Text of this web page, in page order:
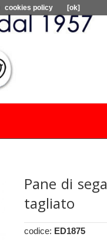
Pane di
tagliato
codice: ED1875
cookies policy [ok]